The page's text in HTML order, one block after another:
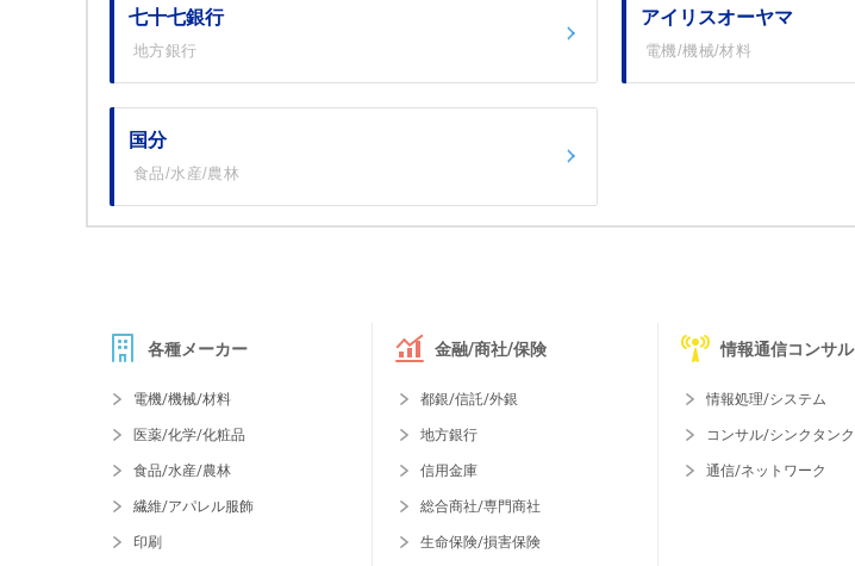
七十七銀行
地方銀行
アイリスオーヤマ
電機/機械/材料
国分
食品/水産/農林
各種メーカー
電機/機械/材料
医薬/化学/化粧品
食品/水産/農林
繊維/アパレル服飾
印刷
金融/商社/保険
都銀/信託/外銀
地方銀行
信用金庫
総合商社/専門商社
生命保険/損害保険
情報通信コンサル
情報処理/システム
コンサル/シンクタンク
通信/ネットワーク